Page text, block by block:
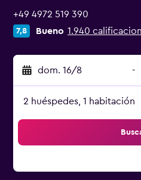
+49 4972 519 390
7,8 Bueno 1.940
dom. 16/8 -
2 huéspedes, 1 habitación